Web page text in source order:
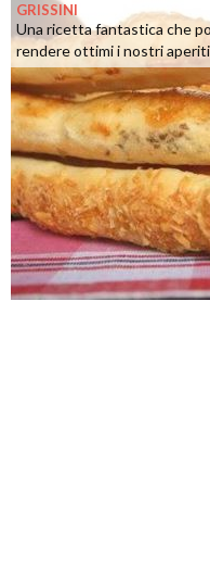
GRISSINI
Una ricetta fantastica che
rendere ottimi i nostri